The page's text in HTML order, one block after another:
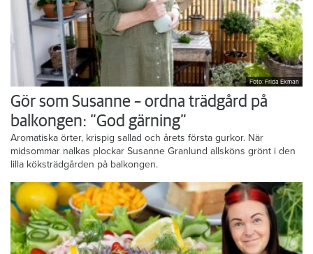
Foto: Frida Ekman
Gör som Susanne – ordna trädgård på
balkongen: ”God gärning”
Aromatiska örter, krispig sallad och årets första gurkor. När
midsommar nalkas plockar Susanne Granlund allsköns grönt i den
lilla köksträdgården på balkongen.